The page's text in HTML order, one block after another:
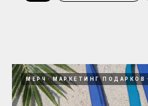
МЕРЧ МАРКЕТИНГ ПОДАРКОВ